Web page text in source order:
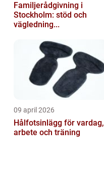
Familjerådgivning i
Stockholm: stöd och
vägledning...
09 april 2026
Hålfotsinlägg för vardag,
arbete och träning